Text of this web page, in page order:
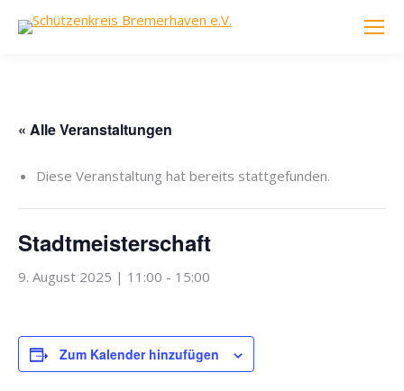
« Alle Veranstaltungen
Diese Veranstaltung hat bereits stattgefunden.
Stadtmeisterschaft
9. August 2025 | 11:00 - 15:00
Zum Kalender hinzufügen